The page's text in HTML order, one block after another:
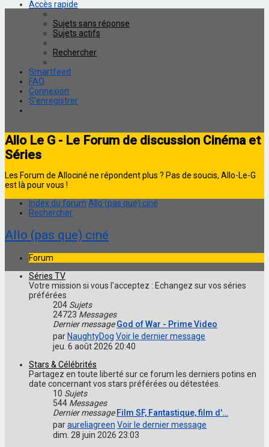
Accès rapide
Sujets sans réponse
Sujets actifs
Rechercher
Smartfeed
FAQ
Connexion
S’enregistrer
Allo Le G - Le Forum de discussion Cinéma et
Séries
Les Forum de Allociné ne répondent plus ? Pas de soucis, Allo-Le-G
est là pour vous !
Index du forum Allo (pas que) ciné
Rechercher
Allo (pas que) ciné
Forum
Séries TV
Votre mission si vous l'acceptez : Echangez sur vos séries
préférées
204 Sujets
24723 Messages
Dernier message God of War - Prime Video
par NaughtyDog Voir le dernier message
jeu. 6 août 2026 20:40
Stars & Célébrités
Partagez en toute liberté sur ce forum les derniers potins en
date concernant vos stars préférées ou détestées.
10 Sujets
544 Messages
Dernier message Film SF, Fantastique, film d'…
paraureliagreen Voir le dernier message
dim. 28 juin 2026 23:03